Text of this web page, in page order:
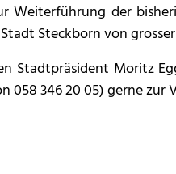
Weiterführung der
Steckborn von
Stadtpräsident Moritz
058 346 20 05) gerne zur